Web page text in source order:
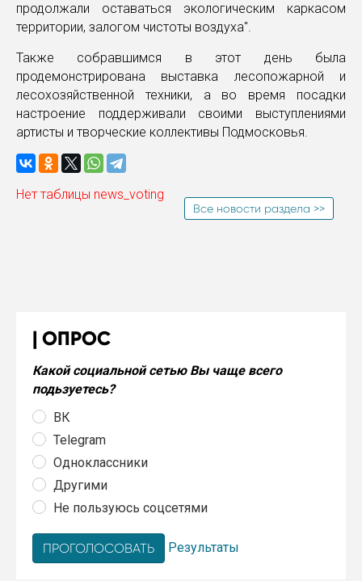
продолжали оставаться экологическим каркасом
территории, залогом чистоты воздуха".
Также собравшимся в этот день была
продемонстрирована выставка лесопожарной и
лесохозяйственной техники, а во время посадки
настроение поддерживали своими выступлениями
артисты и творческие коллективы Подмосковья.
Нет таблицы news_voting
Все новости раздела >>
ОПРОС
Какой социальной сетью Вы чаще всего
подьзуетесь?
ВК
Telegram
Одноклассники
Другими
Не пользуюсь соцсетями
Результаты